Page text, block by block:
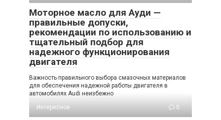
Моторное масло для Ауди —
правильные допуски,
рекомендации по использованию и
тщательный подбор для
надежного функционирования
двигателя
Важность правильного выбора смазочных материалов
для обеспечения надежной работы двигателя в
автомобилях Audi неизбежно
Интересное
0